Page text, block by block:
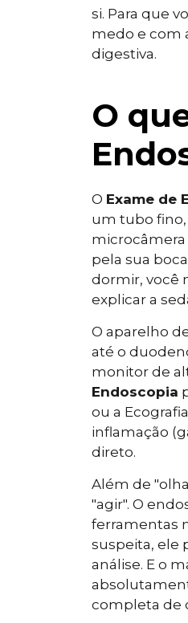
si. Para que
medo e com
digestiva.
O
O Exame de
um tubo fino,
pela sua
dormir, você
explicar a
O aparelho
até o
monitor de
Endoscopia
ou a
inflamação
direto.
Além de
"agir". O
ferramentas
suspeita, ele
análise. E o
completa de